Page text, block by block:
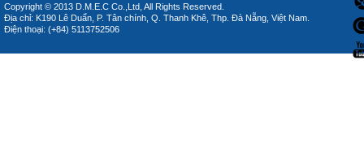
Copyright © 2013 D.M.E.C Co.,Ltd, All Rights Reserved.
Địa chỉ: K190 Lê Duẩn, P. Tân chính, Q. Thanh Khê, Thp. Đà Nẵng, Việt Nam.
Điện thoại: (+84) 5113752506